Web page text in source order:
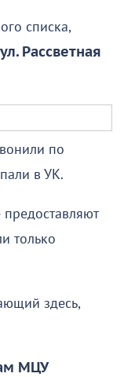
списка,
Рассветная
по
в УК.
только
здесь,
МЦУ